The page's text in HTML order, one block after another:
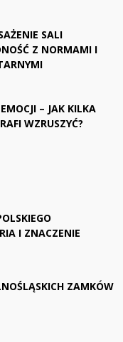
SALI
Z NORMAMI I
– JAK KILKA
WZRUSZYĆ?
I ZNACZENIE
ZAMKÓW